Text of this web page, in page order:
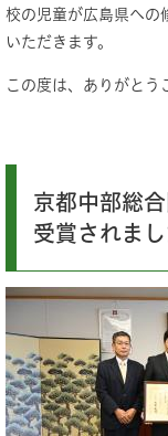
校の児童が広島県への
いただきます。
この度は、ありがとう
京都中部総
受賞されまし